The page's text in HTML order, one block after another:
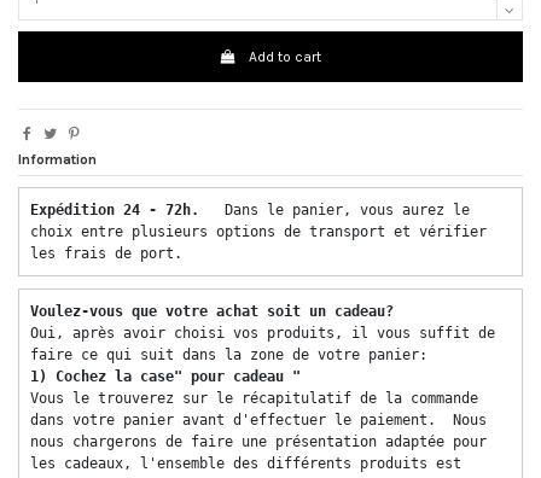
Add to cart
Information
Expédition 24 - 72h.
Dans le panier, vous aurez le
choix entre plusieurs options de transport et vérifier
les frais de port.
Voulez-vous que votre achat soit un cadeau?
Oui, après avoir choisi vos produits, il vous suffit de
faire ce qui suit dans la zone de votre panier:
1) Cochez la case" pour cadeau "
Vous le trouverez sur le récapitulatif de la commande
dans votre panier avant d'effectuer le paiement.  Nous
nous chargerons de faire une présentation adaptée pour
les cadeaux, l'ensemble des différents produits est